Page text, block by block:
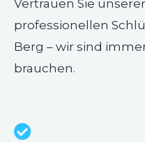
Vertrauen Sie
professionellen
Berg – wir sind
brauchen.